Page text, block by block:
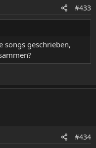
#433
songs geschrieben,
#434